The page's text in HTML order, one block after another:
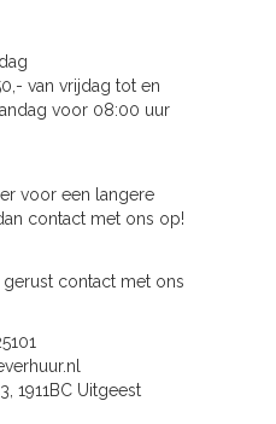
van vrijdag tot en
voor 08:00 uur
voor een langere
contact met ons op!
gerust contact met ons
1911BC Uitgeest